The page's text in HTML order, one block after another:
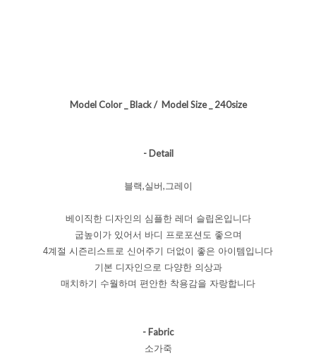
Model Color _ Black / Model Size _ 240size
- Detail
블랙,실버,그레이
베이직한 디자인의 심플한 레더 슬립온입니다
굽높이가 있어서 바디 프로포션도 좋으며
4계절 시즌리스트로 신어주기 더없이 좋은 아이템입니다
기본 디자인으로 다양한 의상과
매치하기 수월하며 편안한 착용감을 자랑합니다
- Fabric
소가죽